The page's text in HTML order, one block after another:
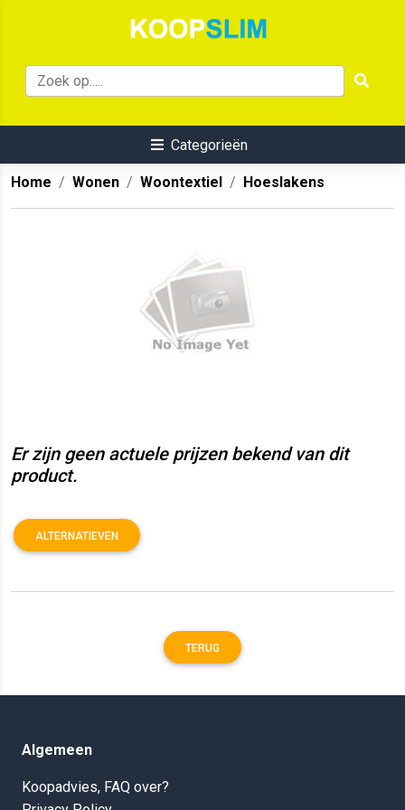
Categorieën
Home Wonen Woontextiel Hoeslakens
Er zijn geen actuele prijzen bekend van dit
product.
ALTERNATIEVEN
TERUG
Algemeen
Koopadvies, FAQ over?